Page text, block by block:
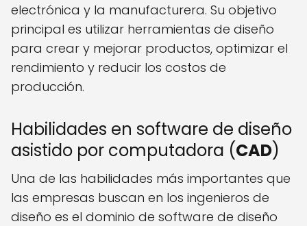
electrónica y la manufacturera. Su objetivo
principal es utilizar herramientas de diseño
para crear y mejorar productos, optimizar el
rendimiento y reducir los costos de
producción.
Habilidades en software de diseño
asistido por computadora (CAD)
Una de las habilidades más importantes que
las empresas buscan en los ingenieros de
diseño es el dominio de software de diseño